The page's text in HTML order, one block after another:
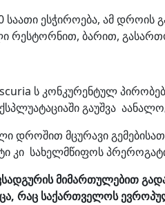
ესჭიროება, ამ დროის
ბარით,
ს კონკურენტულ
გაუშვა
მცურავი
კი სახელმწიფოს
მიმართულებით
, რაც საქართველოს